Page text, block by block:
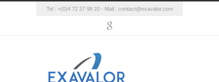
Tel : +(0)4 72 37 98 20 - Mail : contact@exavalor.com